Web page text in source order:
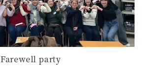
Farewell party